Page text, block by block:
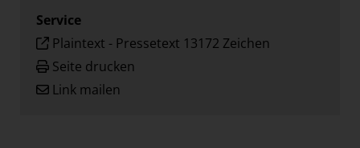
Service
Plaintext - Pressetext 13172 Zeichen
Seite drucken
Link mailen